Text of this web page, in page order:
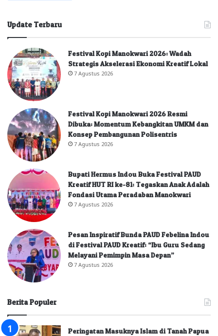
Update Terbaru
Festival Kopi Manokwari 2026: Wadah
Strategis Akselerasi Ekonomi Kreatif Lokal
7 Agustus 2026
Festival Kopi Manokwari 2026 Resmi
Dibuka: Momentum Kebangkitan UMKM dan
Konsep Pembangunan Polisentris
7 Agustus 2026
Bupati Hermus Indou Buka Festival PAUD
Kreatif HUT RI ke-81: Tegaskan Anak Adalah
Fondasi Utama Peradaban Manokwari
7 Agustus 2026
Pesan Inspiratif Bunda PAUD Febelina Indou
di Festival PAUD Kreatif: “Ibu Guru Sedang
Melayani Pemimpin Masa Depan”
7 Agustus 2026
Berita Populer
Peringatan Masuknya Islam di Tanah Papua